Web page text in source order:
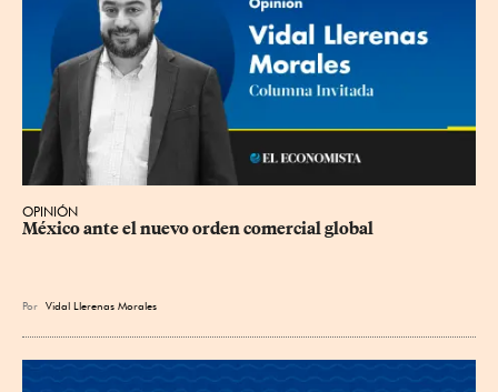
OPINIÓN
México ante el nuevo orden comercial global
Por Vidal Llerenas Morales